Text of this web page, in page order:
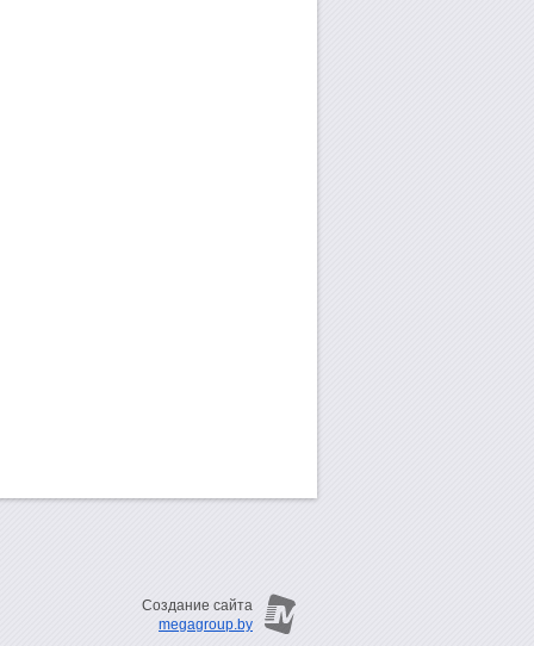
Создание сайта
megagroup.by